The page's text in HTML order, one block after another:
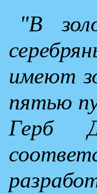
"В
имеют
пятью
Герб